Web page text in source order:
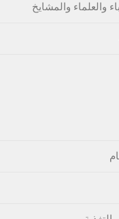
والعلماء والمشايخ